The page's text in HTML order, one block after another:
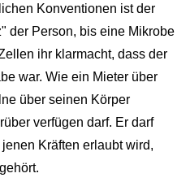
Konventionen ist der
der Person, bis eine Mikrobe
ihr klarmacht, dass der
war. Wie ein Mieter über
über seinen Körper
verfügen darf. Er darf
Kräften erlaubt wird,